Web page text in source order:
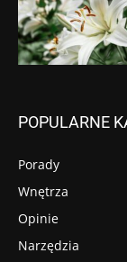
POPULARNE
Porady
Wnętrza
Opinie
Narzędzia